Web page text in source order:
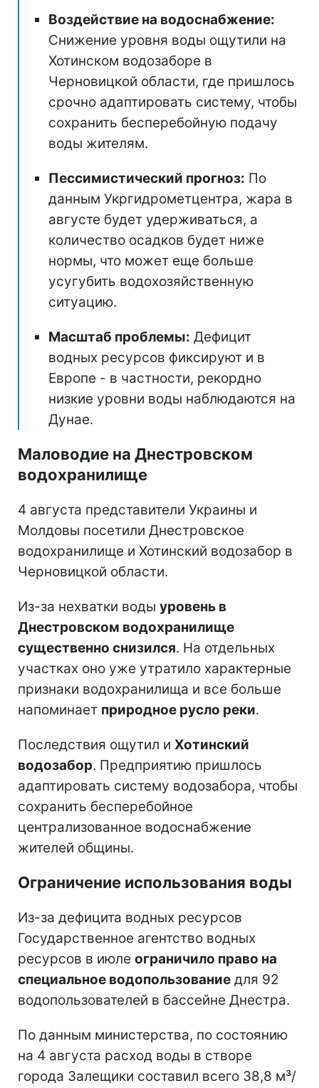
Воздействие на водоснабжение:
Снижение уровня воды ощутили на
Хотинском водозаборе в
Черновицкой области, где пришлось
срочно адаптировать систему, чтобы
сохранить бесперебойную подачу
воды жителям.
Пессимистический прогноз: По
данным Укргидрометцентра, жара в
августе будет удерживаться, а
количество осадков будет ниже
нормы, что может еще больше
усугубить водохозяйственную
ситуацию.
Масштаб проблемы: Дефицит
водных ресурсов фиксируют и в
Европе - в частности, рекордно
низкие уровни воды наблюдаются на
Дунае.
Маловодие на Днестровском
водохранилище
4 августа представители Украины и
Молдовы посетили Днестровское
водохранилище и Хотинский водозабор в
Черновицкой области.
Из-за нехватки воды уровень в
Днестровском водохранилище
существенно снизился. На отдельных
участках оно уже утратило характерные
признаки водохранилища и все больше
напоминает природное русло реки.
Последствия ощутил и Хотинский
водозабор. Предприятию пришлось
адаптировать систему водозабора, чтобы
сохранить бесперебойное
централизованное водоснабжение
жителей общины.
Ограничение использования воды
Из-за дефицита водных ресурсов
Государственное агентство водных
ресурсов в июле ограничило право на
специальное водопользование для 92
водопользователей в бассейне Днестра.
По данным министерства, по состоянию
на 4 августа расход воды в створе
города Залещики составил всего 38,8 м³/